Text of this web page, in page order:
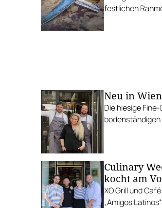
festlichen
Neu in
Die hiesige
Culinary
kocht am
XO Grill und
„Amigos